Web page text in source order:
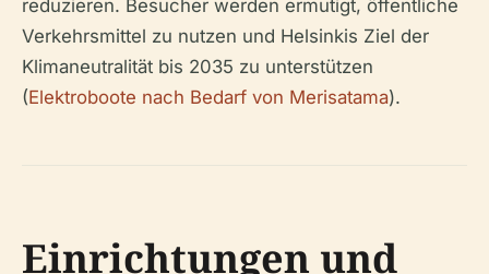
reduzieren. Besucher werden ermutigt, öffentliche
Verkehrsmittel zu nutzen und Helsinkis Ziel der
Klimaneutralität bis 2035 zu unterstützen
(Elektroboote nach Bedarf von Merisatama).
Einrichtungen und